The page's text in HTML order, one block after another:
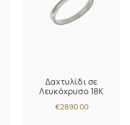
Δαχτυλίδι σε
Λευκόχρυσο 18K
€2890.00